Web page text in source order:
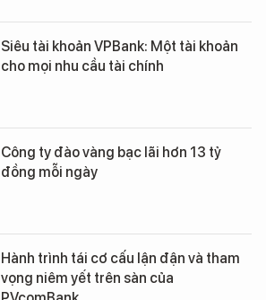
Siêu tài khoản VPBank: Một tài khoản
cho mọi nhu cầu tài chính
Công ty đào vàng bạc lãi hơn 13 tỷ
đồng mỗi ngày
Hành trình tái cơ cấu lận đận và tham
vọng niêm yết trên sàn của